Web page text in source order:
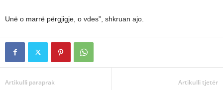
Unë o marrë përgjigje, o vdes”, shkruan ajo.
Artikulli paraprak Artikulli tjetër